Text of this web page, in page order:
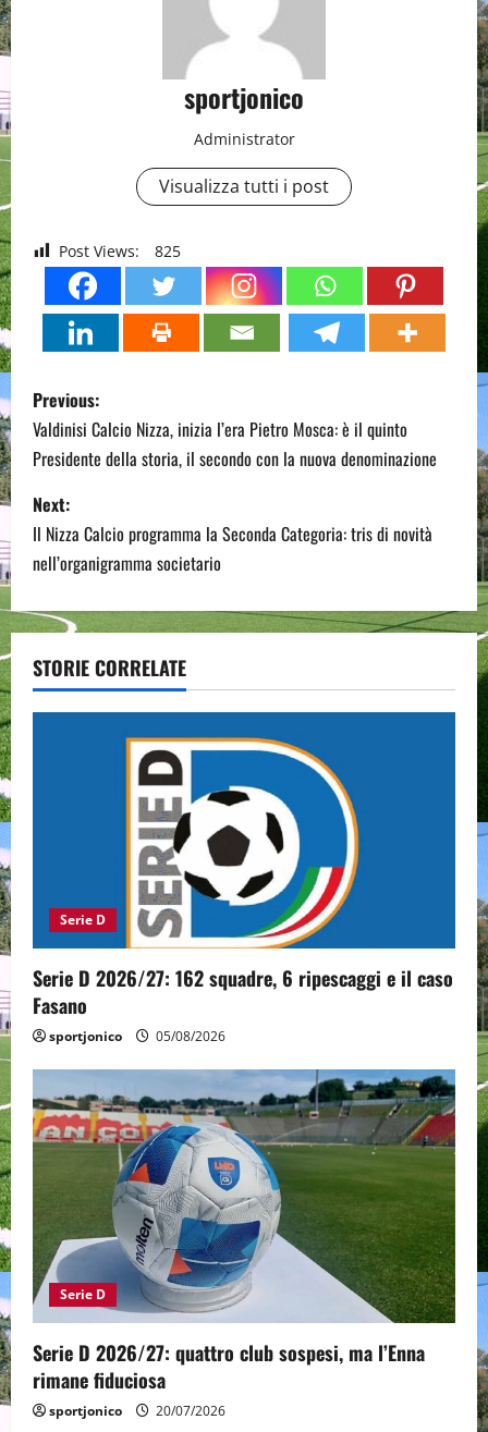
sportjonico
Administrator
Visualizza tutti i post
Post Views: 825
P
o
s
t
n
a
v
i
o
n
Previous:
Valdinisi Calcio Nizza, inizia l’era Pietro Mosca: è il quinto
Presidente della storia, il secondo con la nuova denominazione
Next:
Il Nizza Calcio programma la Seconda Categoria: tris di novità
nell’organigramma societario
STORIE CORRELATE
Serie D
Serie D 2026/27: 162 squadre, 6 ripescaggi e il caso
Fasano
sportjonico 05/08/2026
Serie D
Serie D 2026/27: quattro club sospesi, ma l’Enna
rimane fiduciosa
sportjonico 20/07/2026